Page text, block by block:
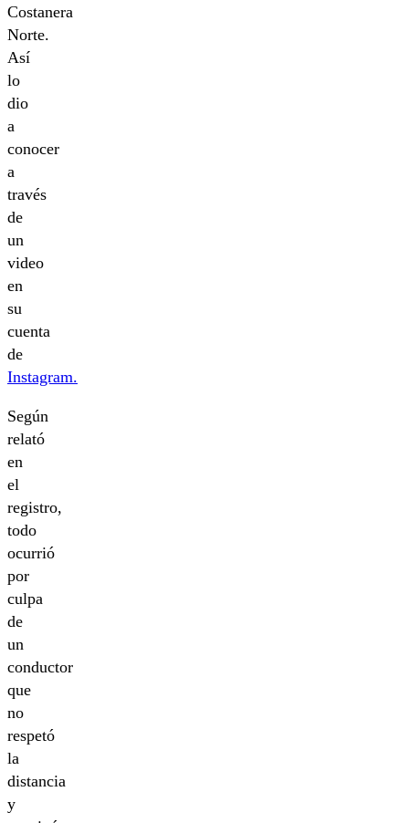
Costanera
Norte.
Así
lo
dio
a
conocer
a
través
de
un
video
en
su
cuenta
de
Instagram.
Según
relató
en
el
registro,
todo
ocurrió
por
culpa
de
un
conductor
que
no
respetó
la
distancia
y